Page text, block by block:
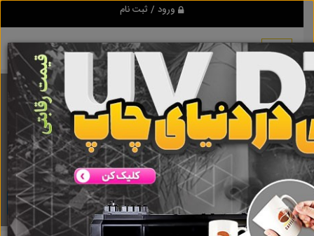
ورود / ثبت نام
برنامه اندروید تبلیغ شو
مرجع نیازمندیها و تبلیغات اینترنتی
دانلود